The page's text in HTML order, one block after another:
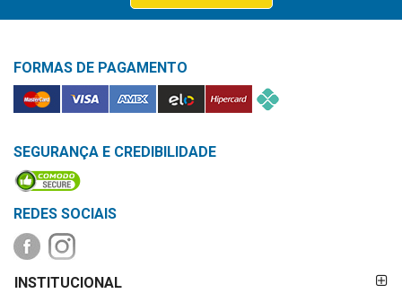
&
LOCALIZAÇÃO
CENTRAL
DE
LOJAS
MAIS
FORMAS DE PAGAMENTO
SEGURANÇA E CREDIBILIDADE
REDES SOCIAIS
PAGAMENTO
INSTITUCIONAL